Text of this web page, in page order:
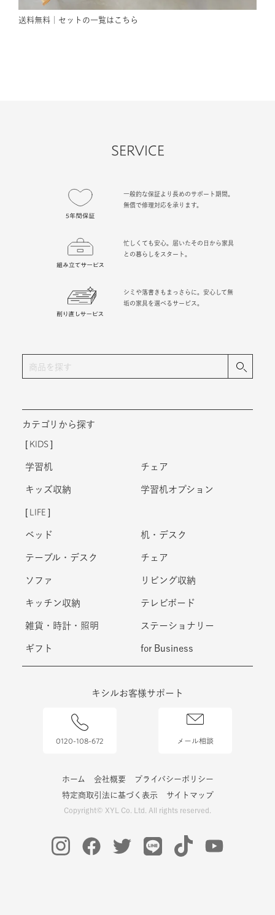
送料無料｜セットの一覧はこちら
SERVICE
一般的な保証より長めのサポート期間。
無償で修理対応を承ります。
忙しくても安心。届いたその日から家具
との暮らしをスタート。
シミや落書きもまっさらに。安心して無
垢の家具を選べるサービス。
カテゴリから探す
KIDS
学習机 チェア
キッズ収納 学習机オプション
LIFE
ベッド 机・デスク
テーブル・デスク チェア
ソファ リビング収納
キッチン収納 テレビボード
雑貨・時計・照明 ステーショナリー
ギフト for Business
キシルお客様サポート
0120-108-672 メール相談
ホーム 会社概要
プライバシーポリシー
特定商取引法に基づく表示
サイトマップ
Copyright© XYL Co. Ltd. All rights reserved.